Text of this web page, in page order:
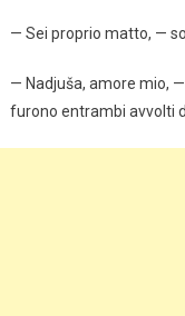
— Sei proprio matto, —
— Nadjuša, amore mio,
furono entrambi avvolti